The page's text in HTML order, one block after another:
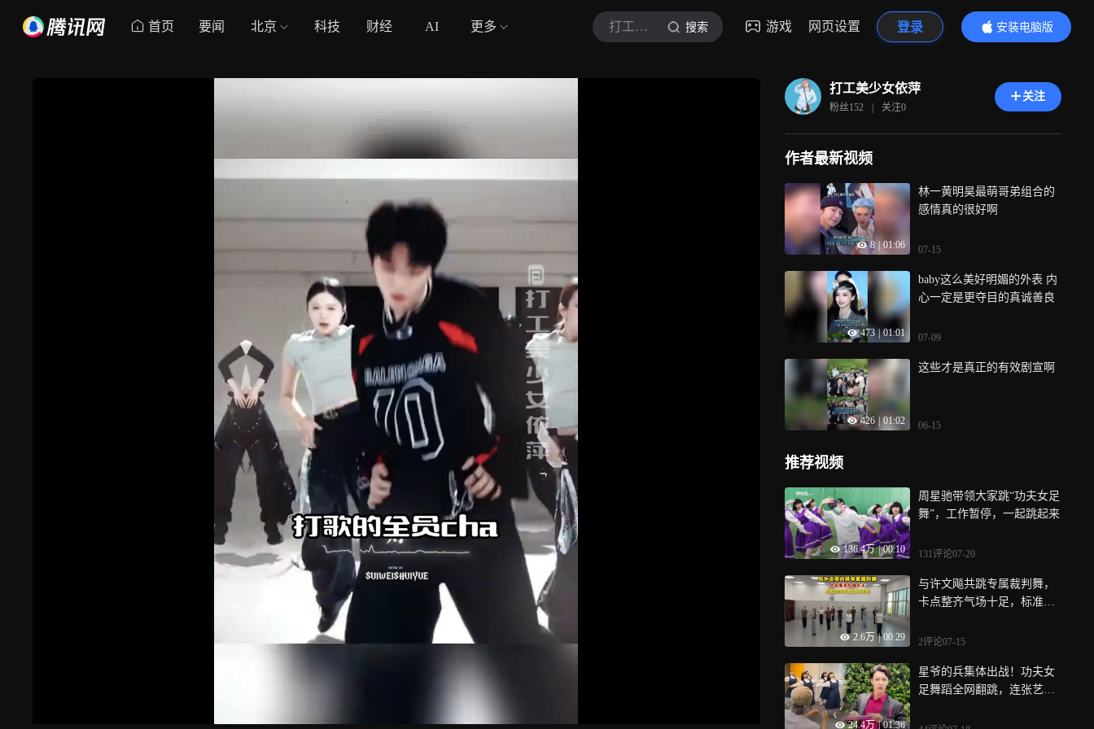
首页 要闻 北京 科技 财经 AI 更多 打工美少女依萍 搜索 游戏 网页设置 登录
安装电脑版
内容更精彩
打工美少女依萍
粉丝152 | 关注0
关注
作者最新视频
8 01:06
林一黄明昊最萌哥弟组合的
感情真的很好啊
07-15
473 | 01:01
baby这么美好明媚的外表 内
心一定是更夺目的真诚善良
07-09
426 01:02
这些才是真正的有效剧宣啊
06-15
推荐视频
136.4万 | 00:10
周星驰带领大家跳“功夫女足
舞”，工作暂停，一起跳起来
131评论07-20
2.6万 | 00:29
与许文飚共跳专属裁判舞，
卡点整齐气场十足，标准姿
2评论07-15
24.4万 | 01:36
星爷的兵集体出战！功夫女
足舞蹈全网翻跳，连张艺兴